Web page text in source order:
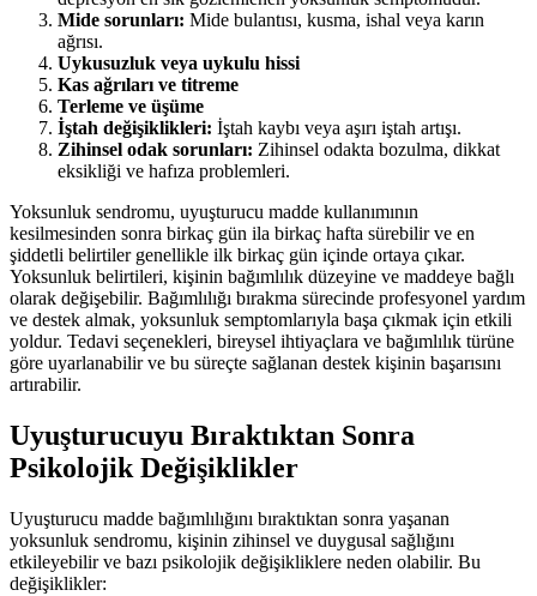
Mide sorunları: Mide bulantısı, kusma, ishal veya karın
ağrısı.
Uykusuzluk veya uykulu hissi
Kas ağrıları ve titreme
Terleme ve üşüme
İştah değişiklikleri: İştah kaybı veya aşırı iştah artışı.
Zihinsel odak sorunları: Zihinsel odakta bozulma, dikkat
eksikliği ve hafıza problemleri.
Yoksunluk sendromu, uyuşturucu madde kullanımının
kesilmesinden sonra birkaç gün ila birkaç hafta sürebilir ve en
şiddetli belirtiler genellikle ilk birkaç gün içinde ortaya çıkar.
Yoksunluk belirtileri, kişinin bağımlılık düzeyine ve maddeye bağlı
olarak değişebilir. Bağımlılığı bırakma sürecinde profesyonel yardım
ve destek almak, yoksunluk semptomlarıyla başa çıkmak için etkili
yoldur. Tedavi seçenekleri, bireysel ihtiyaçlara ve bağımlılık türüne
göre uyarlanabilir ve bu süreçte sağlanan destek kişinin başarısını
artırabilir.
Uyuşturucuyu Bıraktıktan Sonra
Psikolojik Değişiklikler
Uyuşturucu madde bağımlılığını bıraktıktan sonra yaşanan
yoksunluk sendromu, kişinin zihinsel ve duygusal sağlığını
etkileyebilir ve bazı psikolojik değişikliklere neden olabilir. Bu
değişiklikler: